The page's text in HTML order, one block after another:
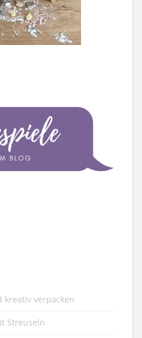
kreativ verpacken
Streuseln